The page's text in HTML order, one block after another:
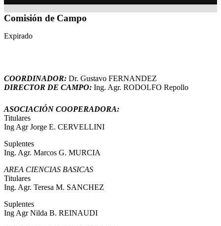
Comisión de Campo
Expirado
COORDINADOR: Dr. Gustavo FERNANDEZ
DIRECTOR DE CAMPO: Ing. Agr. RODOLFO Repollo
ASOCIACIÓN COOPERADORA:
Titulares
Ing Agr Jorge E. CERVELLINI
Suplentes
Ing. Agr. Marcos G. MURCIA
AREA CIENCIAS BASICAS
Titulares
Ing. Agr. Teresa M. SANCHEZ
Suplentes
Ing Agr Nilda B. REINAUDI